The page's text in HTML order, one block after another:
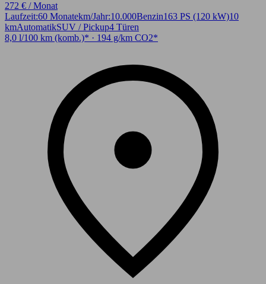
272 € / Monat
Laufzeit:60 Monatekm/Jahr:10.000Benzin163 PS (120 kW)10
kmAutomatikSUV / Pickup4 Türen
8,0 l/100 km (komb.)* · 194 g/km CO2*